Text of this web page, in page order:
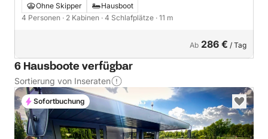
Ohne Skipper
Hausboot
4 Personen · 2 Kabinen · 4 Schlafplätze · 11 m
Ab 286 € / Tag
6 Hausboote verfügbar
Sortierung von Inseraten
Sofortbuchung